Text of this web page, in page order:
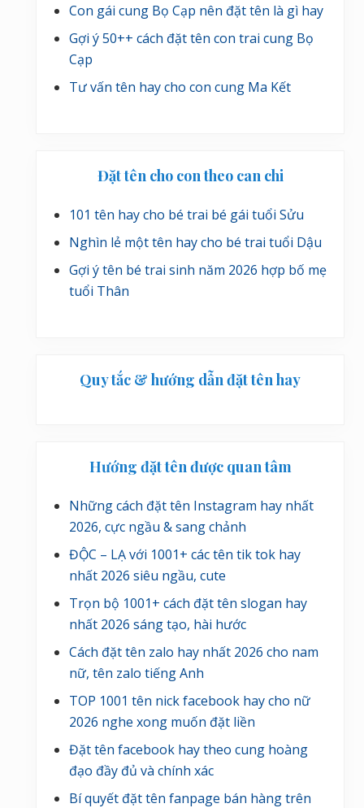
Con gái cung Bọ Cạp nên đặt tên là gì hay
Gợi ý 50++ cách đặt tên con trai cung Bọ
Cạp
Tư vấn tên hay cho con cung Ma Kết
Đặt tên cho con theo can chi
101 tên hay cho bé trai bé gái tuổi Sửu
Nghìn lẻ một tên hay cho bé trai tuổi Dậu
Gợi ý tên bé trai sinh năm 2026 hợp bố mẹ
tuổi Thân
Quy tắc & hướng dẫn đặt tên hay
Hướng đặt tên được quan tâm
Những cách đặt tên Instagram hay nhất
2026, cực ngầu & sang chảnh
ĐỘC – LẠ với 1001+ các tên tik tok hay
nhất 2026 siêu ngầu, cute
Trọn bộ 1001+ cách đặt tên slogan hay
nhất 2026 sáng tạo, hài hước
Cách đặt tên zalo hay nhất 2026 cho nam
nữ, tên zalo tiếng Anh
TOP 1001 tên nick facebook hay cho nữ
2026 nghe xong muốn đặt liền
Đặt tên facebook hay theo cung hoàng
đạo đầy đủ và chính xác
Bí quyết đặt tên fanpage bán hàng trên